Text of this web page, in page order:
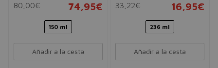
80,00€ 74,95€
150 ml
Añadir a la cesta
33,22€ 16,95€
236 ml
Añadir a la cesta